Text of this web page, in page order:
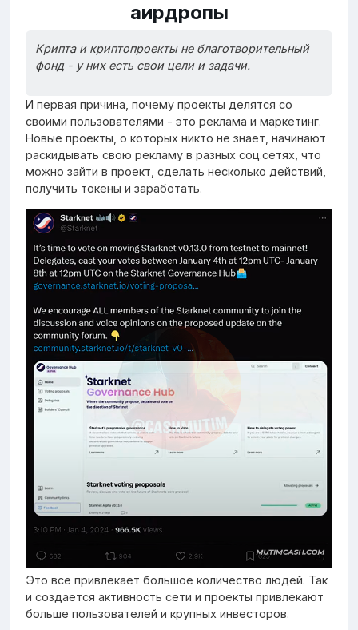
аирдропы
Крипта и криптопроекты не благотворительный
фонд - у них есть свои цели и задачи.
И первая причина, почему проекты делятся со
своими пользователями - это реклама и маркетинг.
Новые проекты, о которых никто не знает, начинают
раскидывать свою рекламу в разных соц.сетях, что
можно зайти в проект, сделать несколько действий,
получить токены и заработать.
Это все привлекает большое количество людей. Так
и создается активность сети и проекты привлекают
больше пользователей и крупных инвесторов.